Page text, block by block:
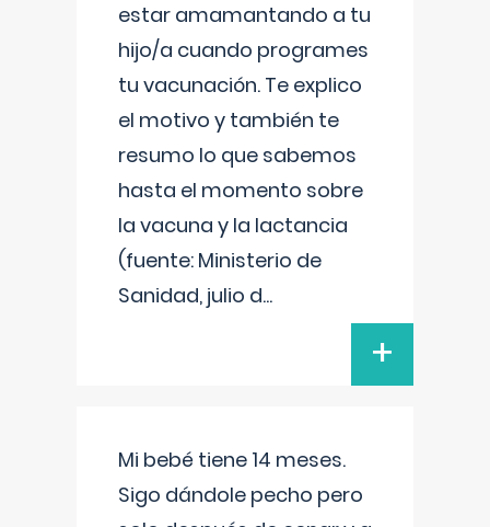
estar amamantando a tu
hijo/a cuando programes
tu vacunación. Te explico
el motivo y también te
resumo lo que sabemos
hasta el momento sobre
la vacuna y la lactancia
(fuente: Ministerio de
Sanidad, julio d...
+
Mi bebé tiene 14 meses.
Sigo dándole pecho pero